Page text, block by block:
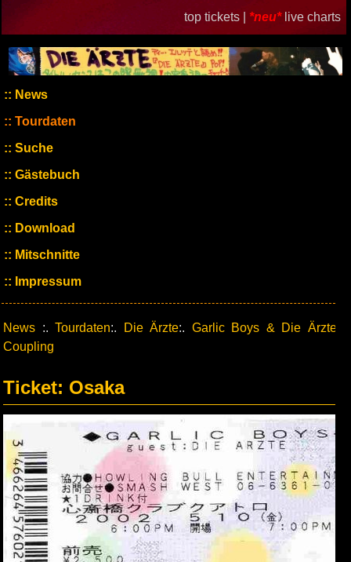
top tickets | *neu* live charts
News
Tourdaten
Suche
Gästebuch
Credits
Download
Mitschnitte
Impressum
News :.Tourdaten:. Die Ärzte:. Garlic Boys & Die Ärzte
Coupling
Ticket: Osaka